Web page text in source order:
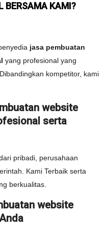
BERSAMA KAMI?
jasa pembuatan
yang profesional yang
kompetitor, kami
website
serta
pribadi, perusahaan
Kami Terbaik serta
berkualitas.
website